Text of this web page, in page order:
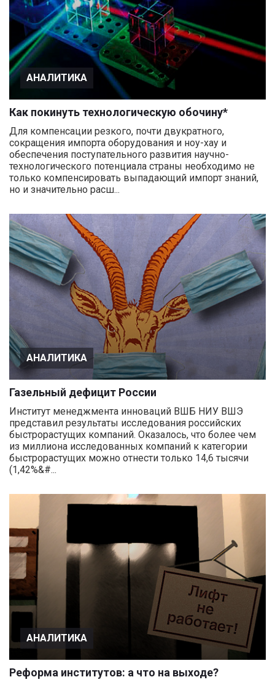
АНАЛИТИКА
Как покинуть технологическую обочину*
Для компенсации резкого, почти двукратного,
сокращения импорта оборудования и ноу-хау и
обеспечения поступательного развития научно-
технологического потенциала страны необходимо не
только компенсировать выпадающий импорт знаний,
но и значительно расш...
АНАЛИТИКА
Газельный дефицит России
Институт менеджмента инноваций ВШБ НИУ ВШЭ
представил результаты исследования российских
быстрорастущих компаний. Оказалось, что более чем
из миллиона исследованных компаний к категории
быстрорастущих можно отнести только 14,6 тысячи
(1,42%&#...
АНАЛИТИКА
Реформа институтов: а что на выходе?